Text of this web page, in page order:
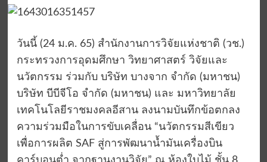
วันนี้ (24 ม.ค. 65) สำนักงานการวิจัยแห่งชาติ (วช.)
กระทรวงการอุดมศึกษา วิทยาศาสตร์ วิจัยและ
นวัตกรรม ร่วมกับ บริษัท บางจาก จำกัด (มหาชน)
บริษัท บีบีจีโอ จำกัด (มหาชน) และ มหาวิทยาลัย
เทคโนโลยีราชมงคลอีสาน ลงนามบันทึกข้อตกลง
ความร่วมมือในการขับเคลื่อน “นวัตกรรมสีเขียว
เพื่อการผลิต SAF สู่การพัฒนาน้ำมันเครื่องบิน